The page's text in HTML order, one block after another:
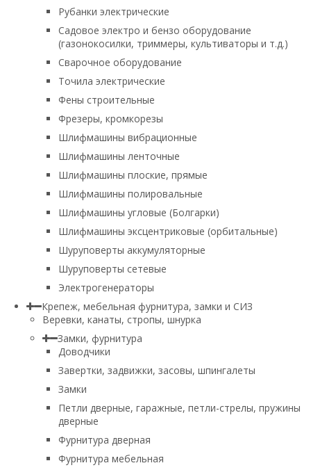
Рубанки электрические
Садовое электро и бензо оборудование
(газонокосилки, триммеры, культиваторы и т.д.)
Сварочное оборудование
Точила электрические
Фены строительные
Фрезеры, кромкорезы
Шлифмашины вибрационные
Шлифмашины ленточные
Шлифмашины плоские, прямые
Шлифмашины полировальные
Шлифмашины угловые (Болгарки)
Шлифмашины эксцентриковые (орбитальные)
Шуруповерты аккумуляторные
Шуруповерты сетевые
Электрогенераторы
Крепеж, мебельная фурнитура, замки и СИЗ
Веревки, канаты, стропы, шнурка
Замки, фурнитура
Доводчики
Завертки, задвижки, засовы, шпингалеты
Замки
Петли дверные, гаражные, петли-стрелы, пружины
дверные
Фурнитура дверная
Фурнитура мебельная